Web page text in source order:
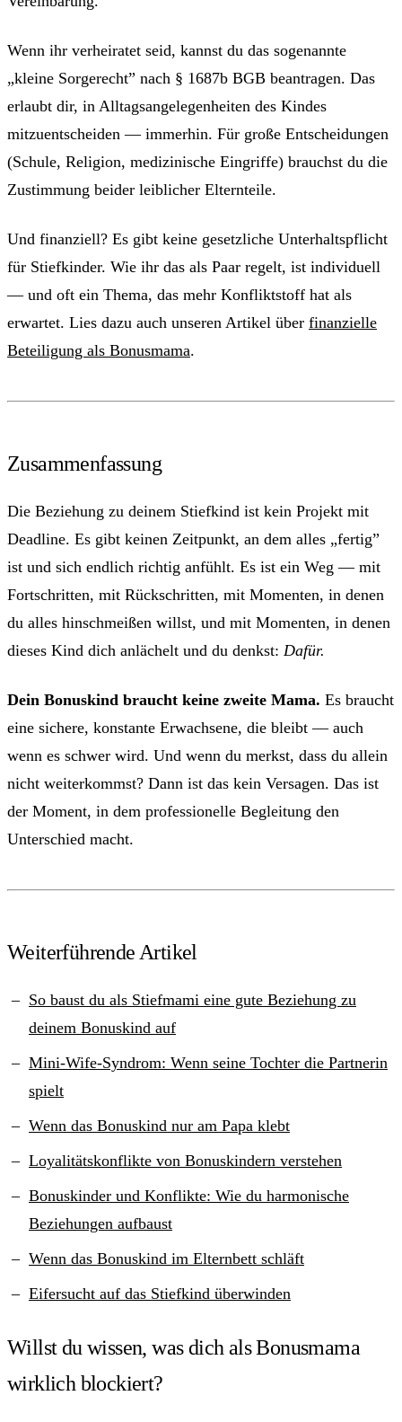
Wenn ihr verheiratet seid, kannst du das sogenannte
„kleine Sorgerecht” nach § 1687b BGB beantragen. Das
erlaubt dir, in Alltagsangelegenheiten des Kindes
mitzuentscheiden — immerhin. Für große Entscheidungen
(Schule, Religion, medizinische Eingriffe) brauchst du die
Zustimmung beider leiblicher Elternteile.
Und finanziell? Es gibt keine gesetzliche Unterhaltspflicht
für Stiefkinder. Wie ihr das als Paar regelt, ist individuell
— und oft ein Thema, das mehr Konfliktstoff hat als
erwartet. Lies dazu auch unseren Artikel über finanzielle
Beteiligung als Bonusmama.
Zusammenfassung
Die Beziehung zu deinem Stiefkind ist kein Projekt mit
Deadline. Es gibt keinen Zeitpunkt, an dem alles „fertig”
ist und sich endlich richtig anfühlt. Es ist ein Weg — mit
Fortschritten, mit Rückschritten, mit Momenten, in denen
du alles hinschmeißen willst, und mit Momenten, in denen
dieses Kind dich anlächelt und du denkst: Dafür.
Dein Bonuskind braucht keine zweite Mama. Es braucht
eine sichere, konstante Erwachsene, die bleibt — auch
wenn es schwer wird. Und wenn du merkst, dass du allein
nicht weiterkommst? Dann ist das kein Versagen. Das ist
der Moment, in dem professionelle Begleitung den
Unterschied macht.
Weiterführende Artikel
So baust du als Stiefmami eine gute Beziehung zu
deinem Bonuskind auf
Mini-Wife-Syndrom: Wenn seine Tochter die Partnerin
spielt
Wenn das Bonuskind nur am Papa klebt
Loyalitätskonflikte von Bonuskindern verstehen
Bonuskinder und Konflikte: Wie du harmonische
Beziehungen aufbaust
Wenn das Bonuskind im Elternbett schläft
Eifersucht auf das Stiefkind überwinden
Willst du wissen, was dich als Bonusmama
wirklich blockiert?